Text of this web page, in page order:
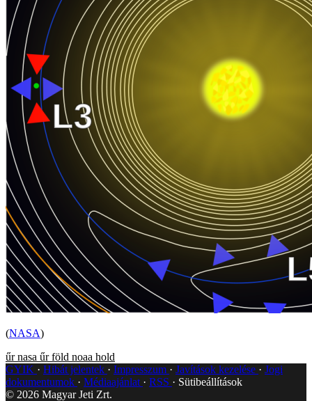
(NASA)
űr nasa űr föld noaa hold
GYIK
Hibát jelentek Impresszum Javítások kezelése
Jogi
dokumentumok
Médiaajánlat RSS
Sütibeállítások
© 2026 Magyar Jeti Zrt.